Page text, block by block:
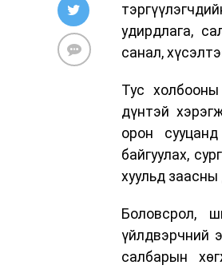
удирдлага,
санал,
Тус
дүнтэй
орон
байгуулах,
хуульд заасны
Боловсрол,
үйлдвэрчний
салбарын